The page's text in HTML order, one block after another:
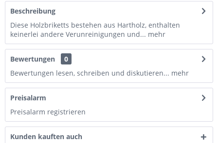
Beschreibung
Diese Holzbriketts bestehen aus Hartholz, enthalten
keinerlei andere Verunreinigungen und... mehr
Bewertungen
0
Bewertungen lesen, schreiben und diskutieren... mehr
Preisalarm
Preisalarm registrieren
Kunden kauften auch